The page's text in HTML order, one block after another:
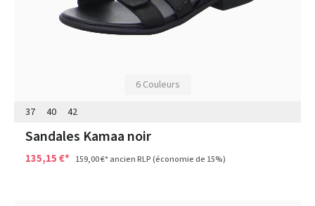
6 Couleurs
37
40 42
Sandales Kamaa noir
135,15 €* 159,00 €*ancien RLP(économie de 15%)